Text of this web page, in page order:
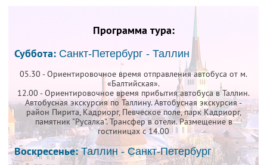
Программа тура:
Суббота: Санкт-Петербург - Таллин
05.30 - Ориентировочное время отправления автобуса от м.
«Балтийская».
12.00 - Ориентировочное время прибытия автобуса в Таллин.
Автобусная экскурсия по Таллину. Автобусная экскурсия -
район Пирита, Кадриорг, Певческое поле, парк Кадриорг,
памятник "Русалка". Трансфер в отели. Размещение в
гостиницах с 14.00
Воскресенье:Таллин - Санкт-Петербург